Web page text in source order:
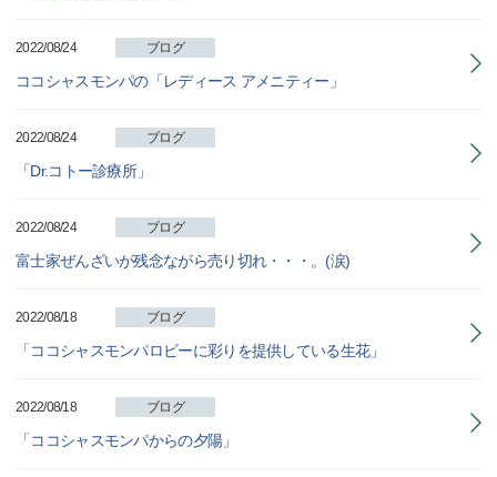
2022/08/24 ブログ
ココシャスモンパの「レディース アメニティー」
2022/08/24 ブログ
「Dr.コトー診療所」
2022/08/24 ブログ
富士家ぜんざいが残念ながら売り切れ・・・。(涙)
2022/08/18 ブログ
「ココシャスモンパロビーに彩りを提供している生花」
2022/08/18 ブログ
「ココシャスモンパからの夕陽」